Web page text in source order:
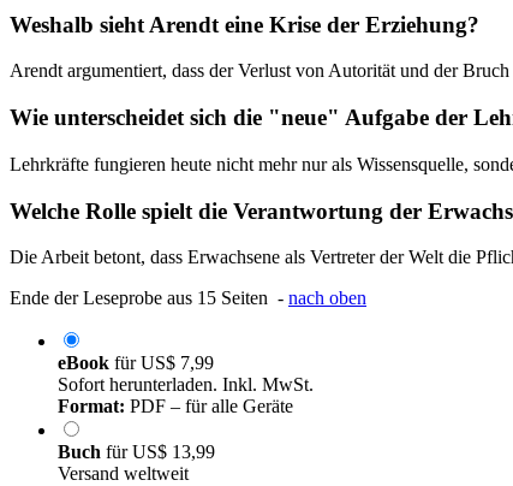
Weshalb sieht Arendt eine Krise der Erziehung?
Arendt argumentiert, dass der Verlust von Autorität und der
Wie unterscheidet sich die "neue" Aufgabe der
Lehrkräfte fungieren heute nicht mehr nur als Wissensquelle,
Welche Rolle spielt die Verantwortung der
Die Arbeit betont, dass Erwachsene als Vertreter der Welt die
Ende der Leseprobe aus 15 Seiten - nach oben
eBook fürUS$ 7,99
Sofort herunterladen. Inkl. MwSt.
Format: PDF – für alle Geräte
Buch fürUS$ 13,99
Versand weltweit